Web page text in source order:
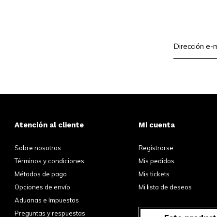
Atención al cliente
Sobre nosotros
Términos y condiciones
Métodos de pago
Opciones de envío
Aduanas e Impuestos
Preguntas y respuestas
Mi cuenta
Registrarse
Mis pedidos
Mis tickets
Mi lista de deseos